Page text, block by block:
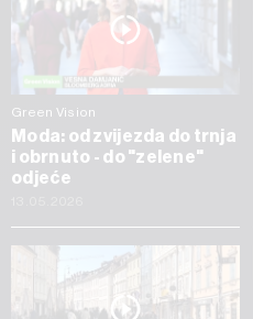
Green Vision
Moda: od zvijezda do trnja
i obrnuto - do "zelene"
odjeće